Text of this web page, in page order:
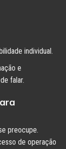
individual.
e
falar.
preocupe.
de operação